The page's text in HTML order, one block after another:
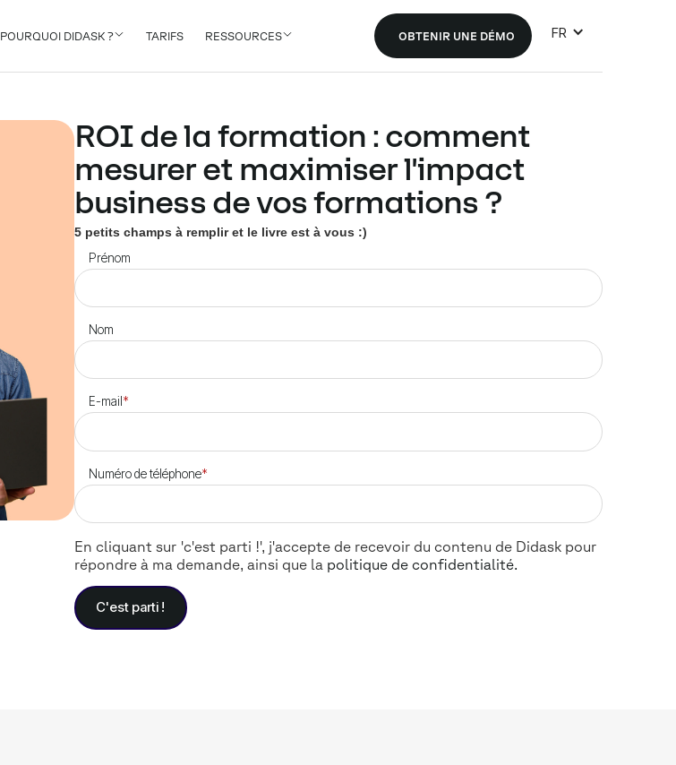
POURQUOI DIDASK ? TARIFS RESSOURCES OBTENIR UNE DÉMO FR
ROI de la formation : comment
mesurer et maximiser l'impact
business de vos formations ?
5 petits champs à remplir et le livre est à vous :)
Prénom
Nom
E-mail *
Numéro de téléphone*
En cliquant sur 'c'est parti !', j'accepte de recevoir du contenu de Didask pour
répondre à ma demande, ainsi que la politique de confidentialité.